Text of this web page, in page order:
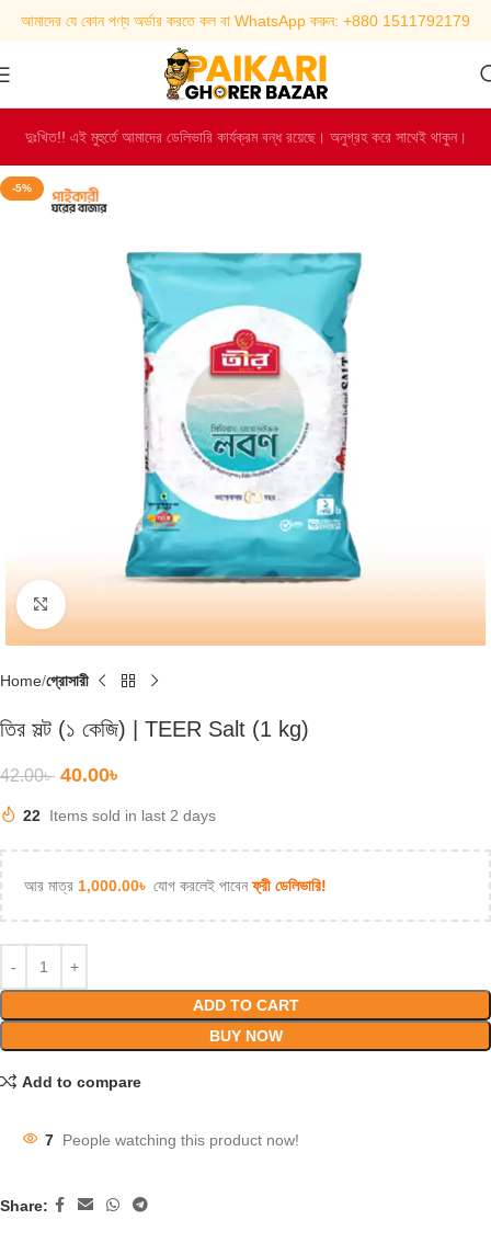
আমাদের যে কোন পণ্য অর্ডার করতে কল বা WhatsApp করুন: +880 1511792179
দুঃখিত!! এই মুহুর্তে আমাদের ডেলিভারি কার্যক্রম বন্ধ রয়েছে। অনুগ্রহ করে সাথেই থাকুন।
-5%
Click to enlarge
Home গ্রোসারী
তির সল্ট (১ কেজি) | TEER Salt (1 kg)
42.00৳ 40.00৳
22 Items sold in last 2 days
আর মাত্র 1,000.00৳ যোগ করলেই পাবেনফ্রী ডেলিভারি!
ADD TO CART
BUY NOW
Add to compare
7 People watching this product now!
Share: